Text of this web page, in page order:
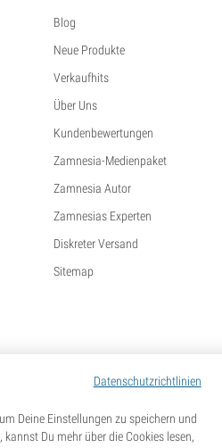
Blog
Neue Produkte
Verkaufhits
Über Uns
Kundenbewertungen
Zamnesia-Medienpaket
Zamnesia Autor
Zamnesias Experten
Diskreter Versand
Sitemap
Datenschutzrichtlinien
Deine Einstellungen zu speichern und
Du mehr über die Cookies lesen,